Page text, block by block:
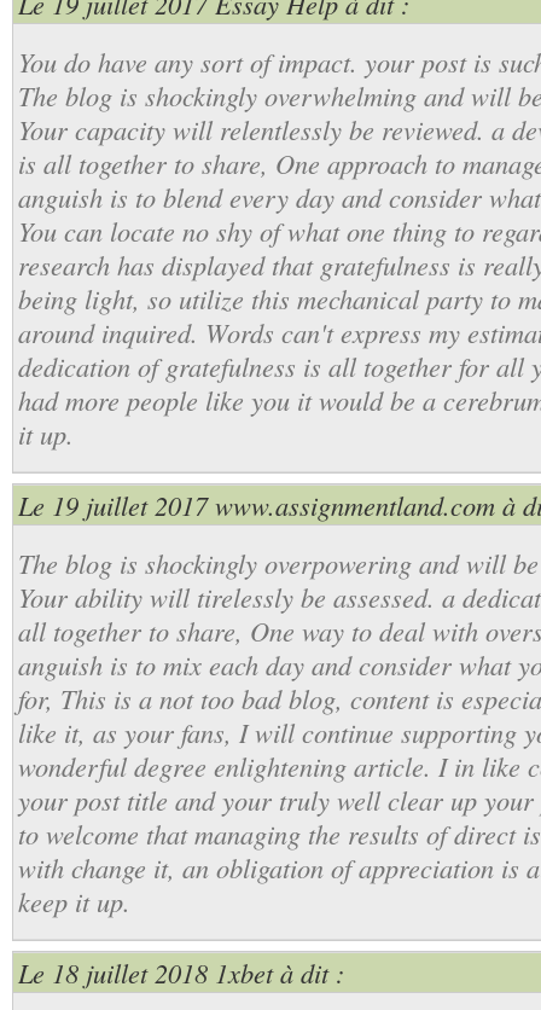
You do have any sort of impact. your post is
The blog is shockingly overwhelming and will
Your capacity will relentlessly be reviewed. a
is all together to share, One approach to
anguish is to blend every day and consider
You can locate no shy of what one thing to
research has displayed that gratefulness is
being light, so utilize this mechanical party to
around inquired. Words can't express my
dedication of gratefulness is all together for all
had more people like you it would be a
it up.
Le 19 juillet 2017www.assignmentland.com à
The blog is shockingly overpowering and will
Your ability will tirelessly be assessed. a
all together to share, One way to deal with
anguish is to mix each day and consider what
for, This is a not too bad blog, content is
like it, as your fans, I will continue supporting
wonderful degree enlightening article. I in like
your post title and your truly well clear up your
to welcome that managing the results of direct
with change it, an obligation of appreciation is
keep it up.
Le 18 juillet 2018 1xbetà dit :